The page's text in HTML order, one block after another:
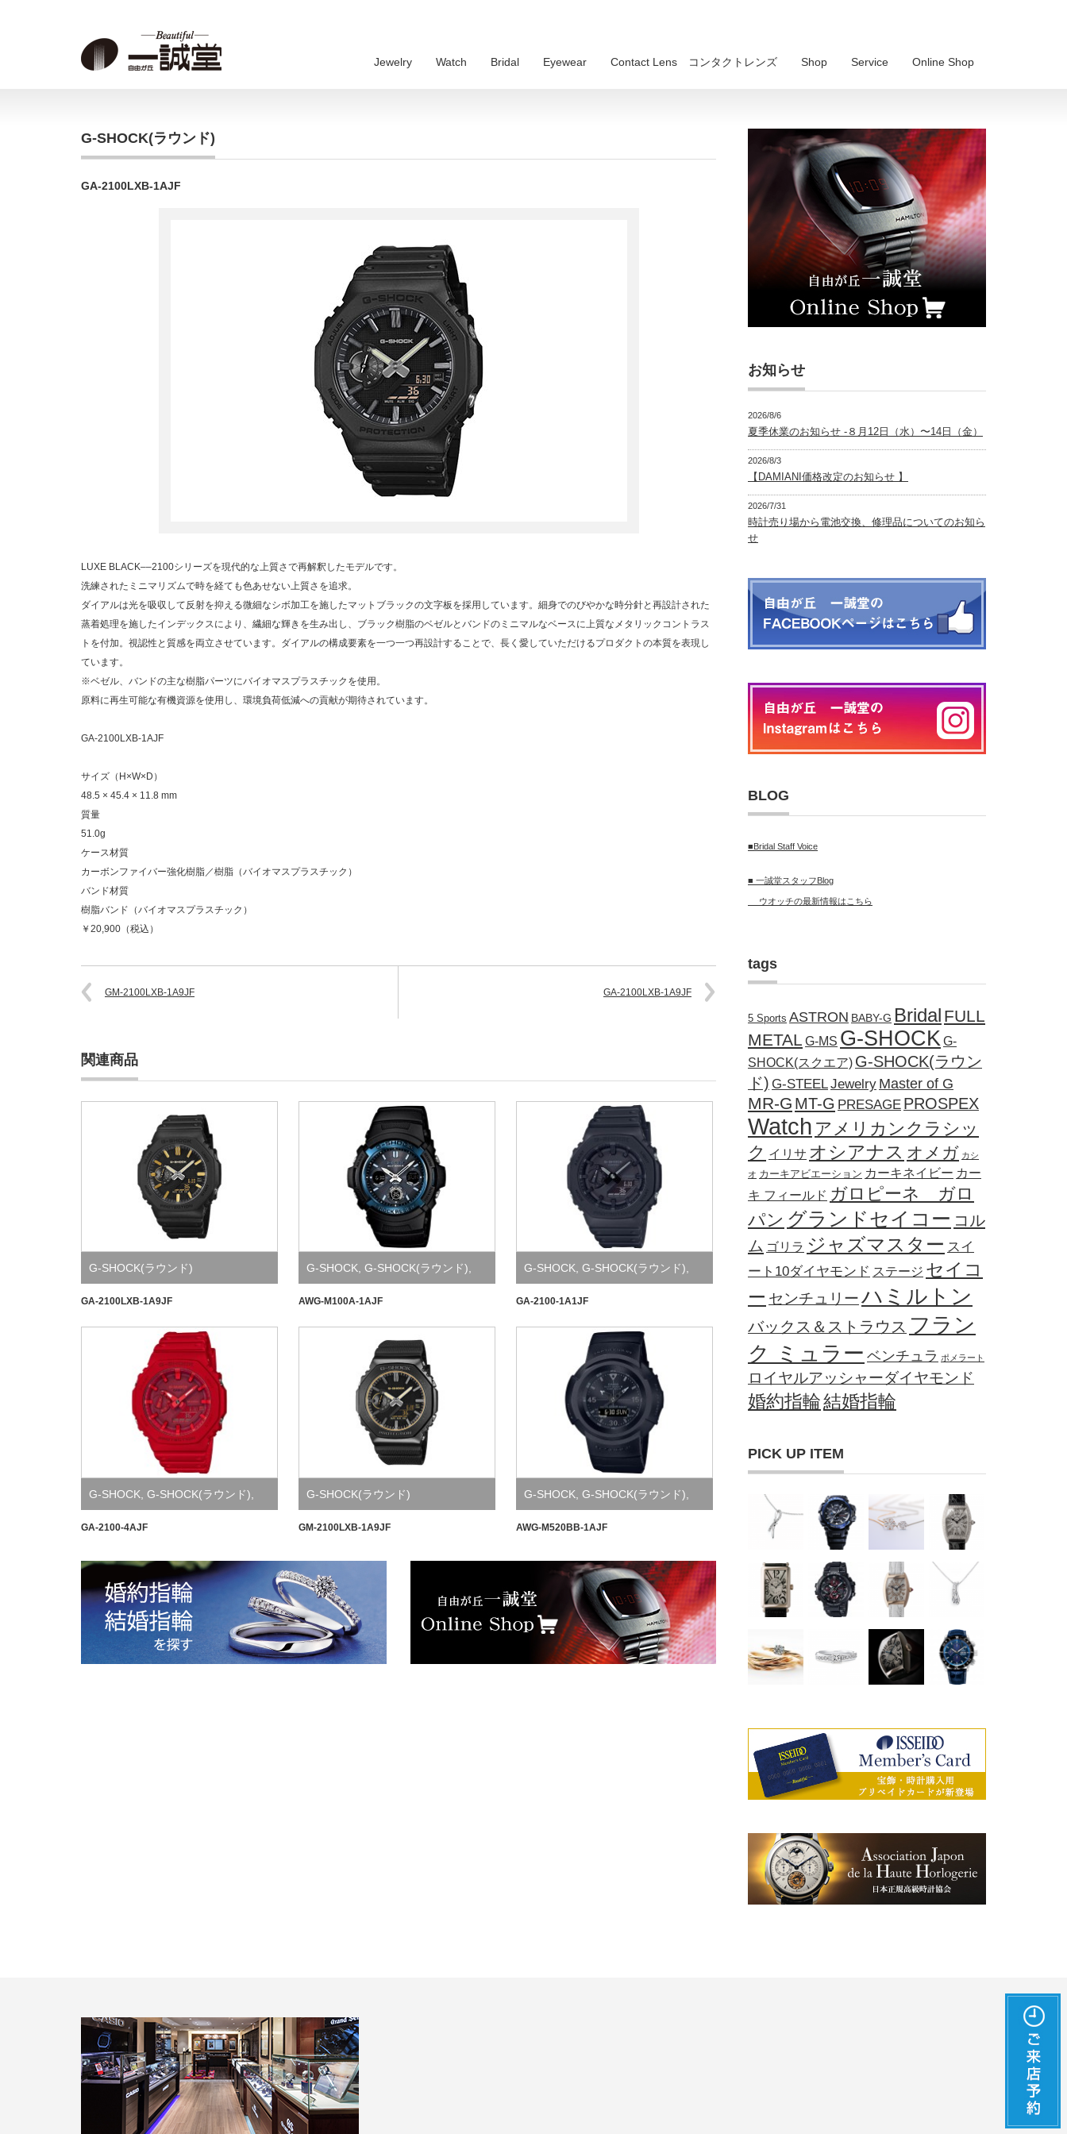
Jewelry Watch Bridal Eyewear Contact Lens コンタクトレンズ Shop Service Online Shop
G-SHOCK(ラウンド)
GA-2100LXB-1AJF
LUXE BLACK––2100シリーズを現代的な上質さで再解釈したモデルです。
洗練されたミニマリズムで時を経ても色あせない上質さを追求。
ダイアルは光を吸収して反射を抑える微細なシボ加工を施したマットブラックの文字板を採用しています。細身でのびやかな時分針と再設計された
蒸着処理を施したインデックスにより、繊細な輝きを生み出し、ブラック樹脂のベゼルとバンドのミニマルなベースに上質なメタリックコントラス
トを付加。視認性と質感を両立させています。ダイアルの構成要素を一つ一つ再設計することで、長く愛していただけるプロダクトの本質を表現し
ています。
※ベゼル、バンドの主な樹脂パーツにバイオマスプラスチックを使用。
原料に再生可能な有機資源を使用し、環境負荷低減への貢献が期待されています。
GA-2100LXB-1AJF
サイズ（H×W×D）
48.5 × 45.4 × 11.8 mm
質量
51.0g
ケース材質
カーボンファイバー強化樹脂／樹脂（バイオマスプラスチック）
バンド材質
樹脂バンド（バイオマスプラスチック）
￥20,900（税込）
GM-2100LXB-1A9JF GA-2100LXB-1A9JF
関連商品
G-SHOCK(ラウンド)
GA-2100LXB-1A9JF
G-SHOCK, G-SHOCK(ラウンド),
Watch
AWG-M100A-1AJF
G-SHOCK, G-SHOCK(ラウンド),
Watch
GA-2100-1A1JF
G-SHOCK G-SHOCK(ラウンド)
Watch
GA-2100-4AJF
G-SHOCK(ラウンド)
GM-2100LXB-1A9JF
G-SHOCK G-SHOCK(ラウンド)
Watch
AWG-M520BB-1AJF
お知らせ
2026/8/6
夏季休業のお知らせ -８月12日（水）〜14日（金）
2026/8/3
【DAMIANI価格改定のお知らせ 】
2026/7/31
時計売り場から電池交換、修理品についてのお知ら
せ
BLOG
■Bridal Staff Voice
■ 一誠堂スタッフBlog
ウオッチの最新情報はこちら
tags
5 Sports ASTRON BABY-G Bridal FULL
METAL G-MS G-SHOCKG-
SHOCK(スクエア) G-SHOCK(ラウン
ド) G-STEELJewelry Master of G
MR-G MT-G PRESAGE PROSPEX
Watch アメリカンクラシッ
ク イリサ オシアナス オメガ カシ
オ カーキアビエーション カーキネイビー カー
キ フィールド ガロピーネ ガロ
パン グランドセイコー コル
ム ゴリラ ジャズマスター スイ
ート10ダイヤモンド ステージ セイコ
ー センチュリーハミルトン
バックス＆ストラウス フラン
ク ミュラー ベンチュラ ポメラート
ロイヤルアッシャーダイヤモンド
婚約指輪結婚指輪
PICK UP ITEM